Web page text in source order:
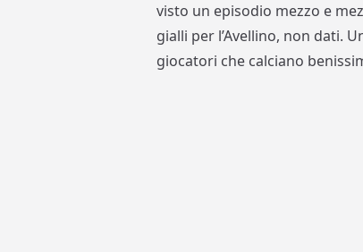
visto un episodio mezzo e
gialli per l’Avellino, non dati.
giocatori che calciano